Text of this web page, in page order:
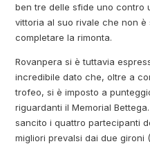
ben tre delle sfide uno contro
vittoria al suo rivale che non
completare la rimonta.
Rovanpera si è tuttavia
incredibile dato che, oltre a
trofeo, si è imposto a
riguardanti il Memorial
sancito i quattro partecipanti
migliori prevalsi dai due gironi